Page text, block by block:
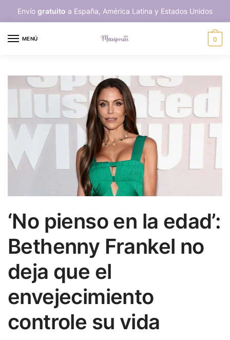
Envío gratuito a España, América Latina y Estados Unidos
MENÚ 0
‘No pienso en la edad’:
Bethenny Frankel no
deja que el
envejecimiento
controle su vida